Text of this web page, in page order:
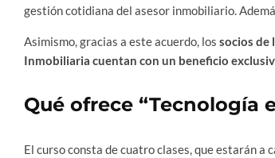
gestión cotidiana del asesor inmobiliario.
Asimismo, gracias a este acuerdo, los socios de
Inmobiliaria cuentan con un beneficio
Qué ofrece “Tecnología
El curso consta de cuatro clases, que estarán a